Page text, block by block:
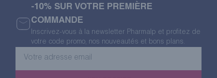
-10% SUR VOTRE PREMIÈRE
COMMANDE
Inscrivez-vous à la newsletter Pharmalp et profitez de
votre code promo, nos nouveautés et bons plans.
Votre